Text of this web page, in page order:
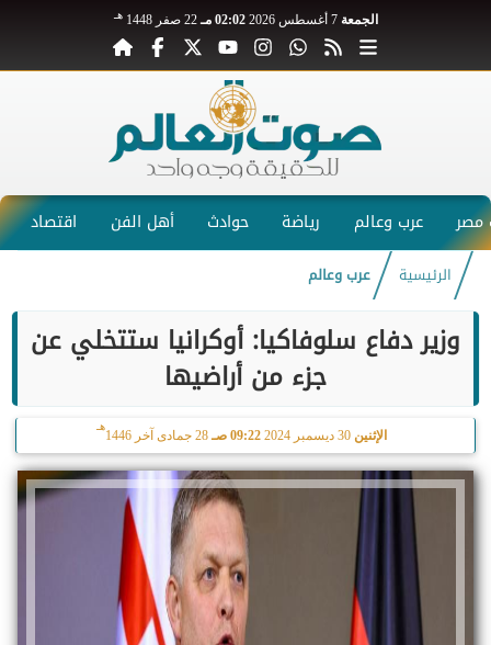
الجمعة 7 أغسطس 2026 02:02 مـ 22 صفر 1448 هـ
عرب وعالم رياضة حوادث أهل الفن اقتصاد
الرئيسية عرب وعالم
وزير دفاع سلوفاكيا: أوكرانيا ستتخلي عن
جزء من أراضيها
الإثنين 30 ديسمبر 2024 09:22 صـ 28 جمادى آخر 1446
هـ